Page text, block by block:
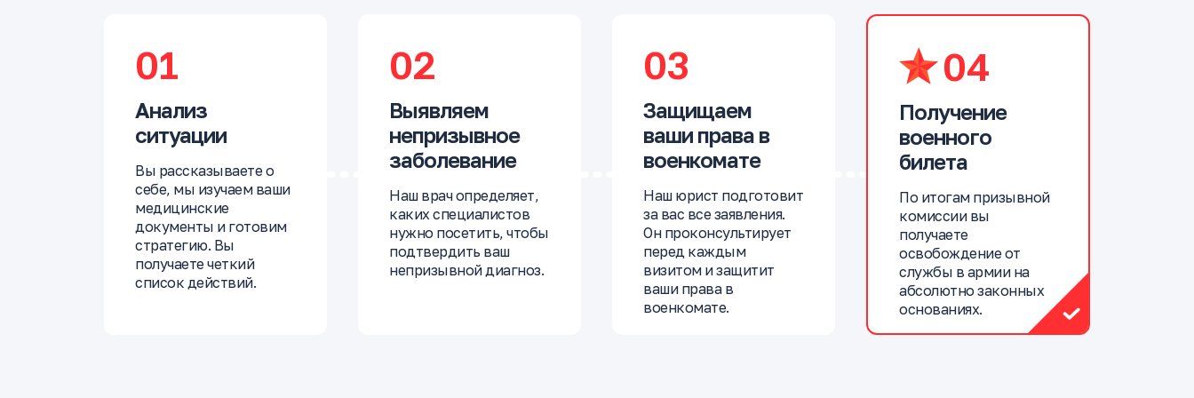
01
Анализ
ситуации
Вы рассказываете о
себе, мы изучаем ваши
медицинские
документы и готовим
стратегию. Вы
получаете четкий
список действий.
02
Выявляем
непризывное
заболевание
Наш врач определяет,
каких специалистов
нужно посетить, чтобы
подтвердить ваш
непризывной диагноз.
03
Защищаем
ваши права в
военкомате
Наш юрист подготовит
за вас все заявления.
Он проконсультирует
перед каждым
визитом и защитит
ваши права в
военкомате.
04
Получение
военного
билета
По итогам призывной
комиссии вы
получаете
освобождение от
службы в армии на
абсолютно законных
основаниях.